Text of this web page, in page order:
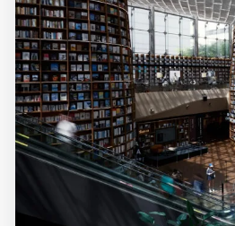
Anasayfa
5 Günde İngilizce
İngilizce
Dil Eğitimi
En Hızlı İngilizce
En Kolay İngilizce